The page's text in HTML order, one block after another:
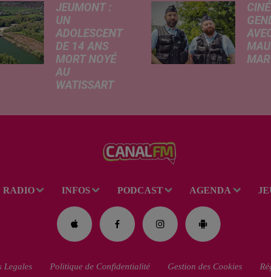
JEUMONT :
UN
ADOLESCENT
DE 14 ANS
MORT NOYÉ
AU
WATISSART
informations
lundi par nos
confrères de La
perdu la vie dans
le plan d'eau de
la base de loisirs
du...
de la
RADIO INFOS PODCAST AGENDA
Legales Politique de Confidentialité Gestion des Cookies